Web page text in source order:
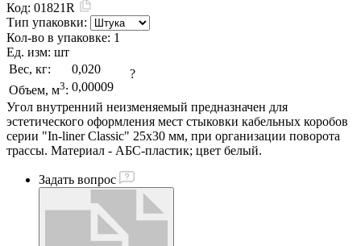
Код: 01821R
Тип упаковки:
Кол-во в упаковке: 1
Ед. изм: шт
Вес, кг:
0,020
Объем, м3: 0,00009
?
Угол внутренний неизменяемый предназначен для
эстетического оформления мест стыковки кабельных коробов
серии "In-liner Classic" 25х30 мм, при организации поворота
трассы. Материал - АБС-пластик; цвет белый.
Задать вопрос